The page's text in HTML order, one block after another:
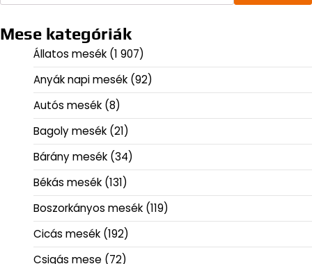
Mese kategóriák
Állatos mesék (1 907)
Anyák napi mesék (92)
Autós mesék (8)
Bagoly mesék (21)
Bárány mesék (34)
Békás mesék (131)
Boszorkányos mesék (119)
Cicás mesék (192)
Csigás mese (72)